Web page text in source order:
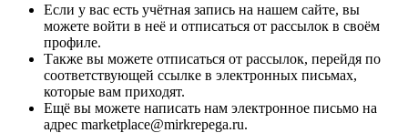
Если у вас есть учётная запись на нашем сайте, вы
можете войти в неё и отписаться от рассылок в своём
профиле.
Также вы можете отписаться от рассылок, перейдя по
соответствующей ссылке в электронных письмах,
которые вам приходят.
Ещё вы можете написать нам электронное письмо на
адрес marketplace@mirkrepega.ru.